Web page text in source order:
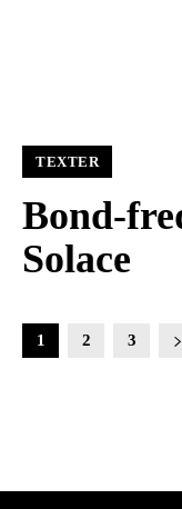
TEXTER
Bond-
Solace
1 2 3